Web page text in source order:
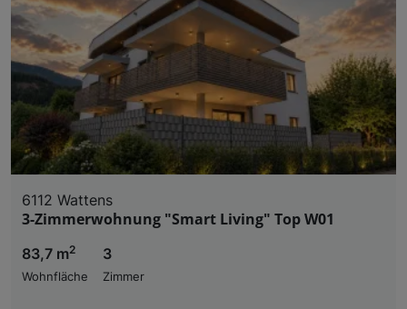
6112 Wattens
3-Zimmerwohnung "Smart Living" Top W01
83,7 m2
Wohnfläche
3
Zimmer